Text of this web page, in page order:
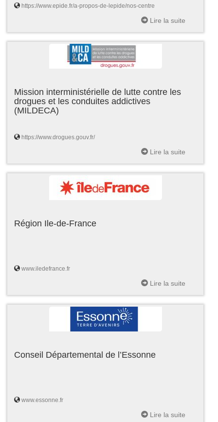
https://www.epide.fr/a-propos-de-lepide/nos-centre
Lire la suite
Mission interministérielle de lutte contre les
drogues et les conduites addictives
(MILDECA)
https://www.drogues.gouv.fr/
Lire la suite
Région Ile-de-France
www.iledefrance.fr
Lire la suite
Conseil Départemental de l’Essonne
www.essonne.fr
Lire la suite